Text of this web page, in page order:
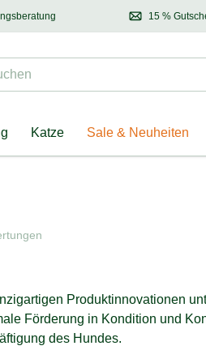
15 %
Sie unsere
Ernährungsberatung:
Katze Sale & Neuheiten
Produktinnovationen
Förderung in Kondition und
des Hundes.